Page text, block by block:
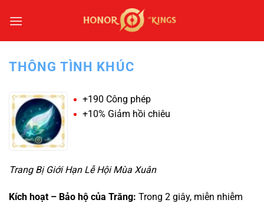
qua
THÔNG TÌNH KHÚC
+190 Công phép
+10% Giảm hồi chiêu
Trang Bị Giới Hạn Lễ Hội Mùa Xuân
Kích hoạt – Bảo hộ của Trăng: Trong 2 giây, miễn nhiễm